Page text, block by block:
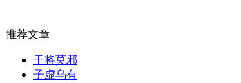
推荐文章
干将莫邪
子虚乌有